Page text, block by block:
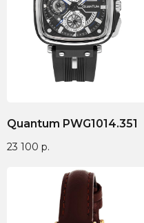
Quantum PWG1014.351
23 100 р.